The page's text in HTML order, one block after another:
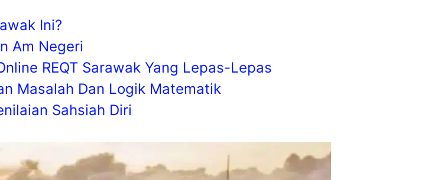
Ini?
Am Negeri
REQT Sarawak Yang Lepas-Lepas
Masalah Dan Logik Matematik
Sahsiah Diri